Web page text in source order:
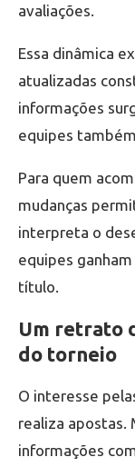
avaliações.
Essa dinâmica
atualizadas
informações
equipes
Para quem
mudanças
interpreta o
equipes
título.
Um retrato
do torneio
O interesse
realiza apostas.
informações